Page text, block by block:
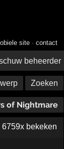
site ·contact
Zoeken
of Nightmare
6759x bekeken